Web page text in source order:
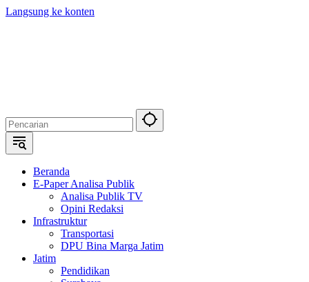
Langsung ke konten
Beranda
E-Paper Analisa Publik
Analisa Publik TV
Opini Redaksi
Infrastruktur
Transportasi
DPU Bina Marga Jatim
Jatim
Pendidikan